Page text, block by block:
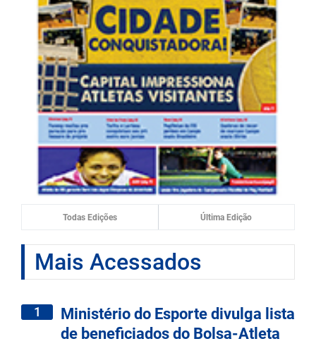
Todas Edições Última Edição
Mais Acessados
1
Ministério do Esporte divulga lista
de beneficiados do Bolsa-Atleta